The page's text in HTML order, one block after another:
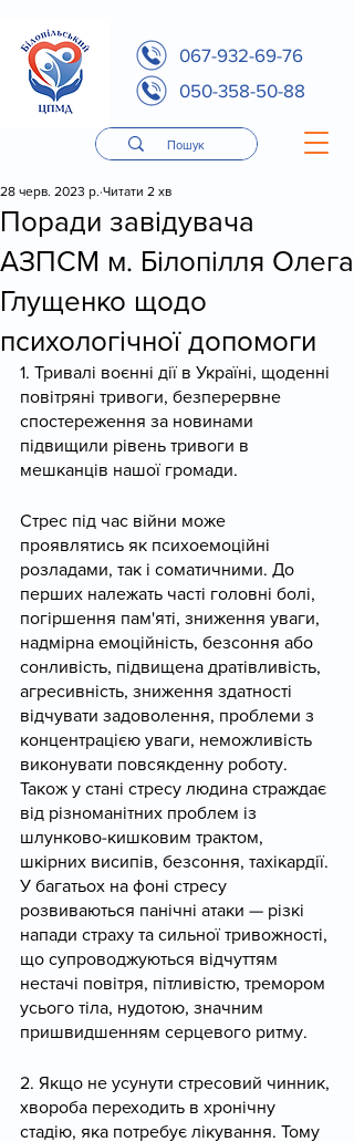
067-932-69-76
050-358-50-88
Поради завідувача
АЗПСМ м. Білопілля Олега
Глущенко щодо
психологічної допомоги
28 черв. 2023 р. Читати 2 хв
1. Тривалі воєнні дії в Україні, щоденні
повітряні тривоги, безперервне
спостереження за новинами
підвищили рівень тривоги в
мешканців нашої громади.
Стрес під час війни може
проявлятись як психоемоційні
розладами, так і соматичними. До
перших належать часті головні болі,
погіршення пам'яті, зниження уваги,
надмірна емоційність, безсоння або
сонливість, підвищена дратівливість,
агресивність, зниження здатності
відчувати задоволення, проблеми з
концентрацією уваги, неможливість
виконувати повсякденну роботу.
Також у стані стресу людина страждає
від різноманітних проблем із
шлунково-кишковим трактом,
шкірних висипів, безсоння, тахікардії.
У багатьох на фоні стресу
розвиваються панічні атаки — різкі
напади страху та сильної тривожності,
що супроводжуються відчуттям
нестачі повітря, пітливістю, тремором
усього тіла, нудотою, значним
пришвидшенням серцевого ритму.
2. Якщо не усунути стресовий чинник,
хвороба переходить в хронічну
стадію, яка потребує лікування. Тому